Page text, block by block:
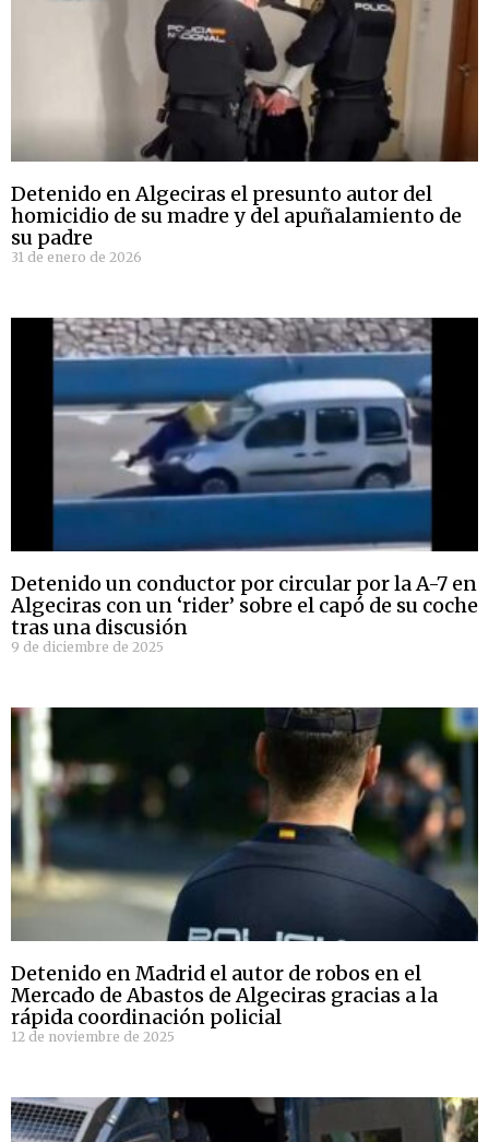
Detenido en Algeciras el presunto autor del
homicidio de su madre y del apuñalamiento de
su padre
31 de enero de 2026
Detenido un conductor por circular por la A-7 en
Algeciras con un ‘rider’ sobre el capó de su coche
tras una discusión
9 de diciembre de 2025
Detenido en Madrid el autor de robos en el
Mercado de Abastos de Algeciras gracias a la
rápida coordinación policial
12 de noviembre de 2025